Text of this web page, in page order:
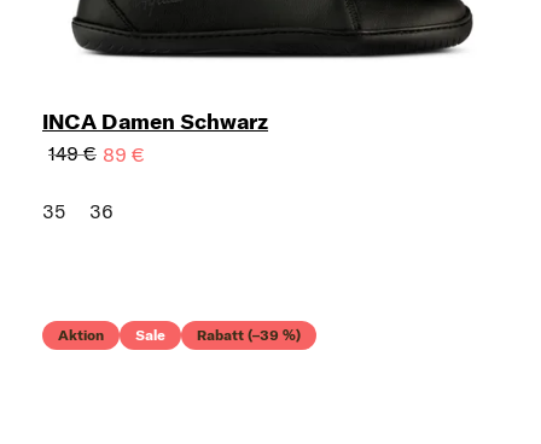
INCA Damen Schwarz
149 € 89 €
35 36
Aktion Sale Rabatt (–39 %)